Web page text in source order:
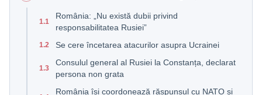
1.1
România: „Nu există dubii privind
responsabilitatea Rusiei”
1.2 Se cere încetarea atacurilor asupra Ucrainei
1.3
Consulul general al Rusiei la Constanța, declarat
persona non grata
România își coordonează răspunsul cu NATO și